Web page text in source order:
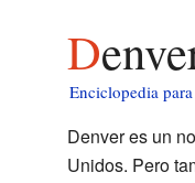
Enciclopedia
Denver es un
Unidos. Pero